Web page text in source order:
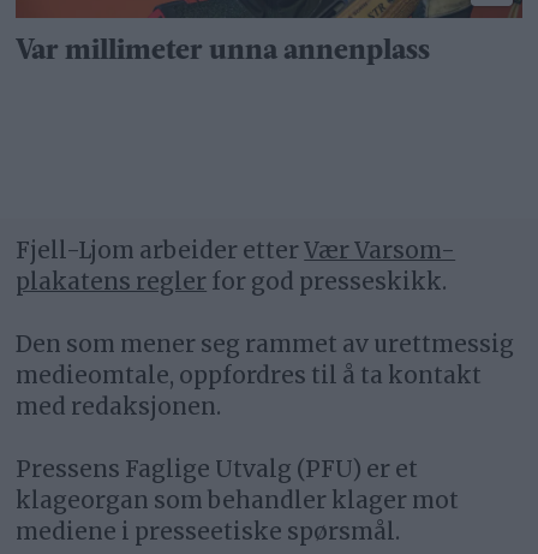
Var millimeter unna annenplass
Fjell-Ljom arbeider etterVær Varsom-
plakatens regler for god presseskikk.
Den som mener seg rammet av urettmessig
medieomtale, oppfordres til å ta kontakt
med redaksjonen.
Pressens Faglige Utvalg (PFU) er et
klageorgan som behandler klager mot
mediene i presseetiske spørsmål.